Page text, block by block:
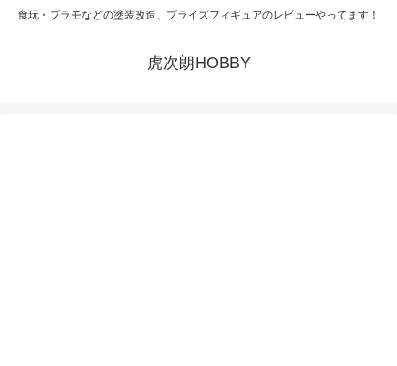
食玩・プラモなどの塗装改造、プライズフィギュアのレビューやってます！
虎次朗HOBBY